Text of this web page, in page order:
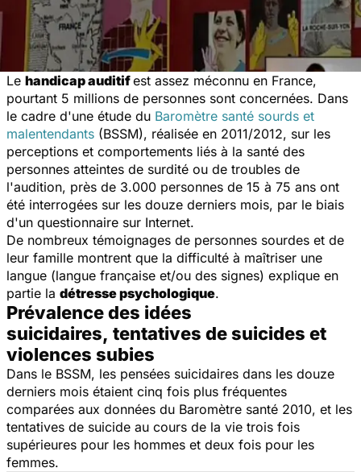
Le handicap auditifest assez méconnu en France,
pourtant 5 millions de personnes sont concernées. Dans
le cadre d'une étude du Baromètre santé sourds et
malentendants (BSSM), réalisée en 2011/2012, sur les
perceptions et comportements liés à la santé des
personnes atteintes de surdité ou de troubles de
l'audition, près de 3.000 personnes de 15 à 75 ans ont
été interrogées sur les douze derniers mois, par le biais
d'un questionnaire sur Internet.
De nombreux témoignages de personnes sourdes et de
leur famille montrent que la difficulté à maîtriser une
langue (langue française et/ou des signes) explique en
partie la détresse psychologique.
Prévalence des idées
suicidaires, tentatives de suicides et
violences subies
Dans le BSSM, les pensées suicidaires dans les douze
derniers mois étaient cinq fois plus fréquentes
comparées aux données du Baromètre santé 2010, et les
tentatives de suicide au cours de la vie trois fois
supérieures pour les hommes et deux fois pour les
femmes.